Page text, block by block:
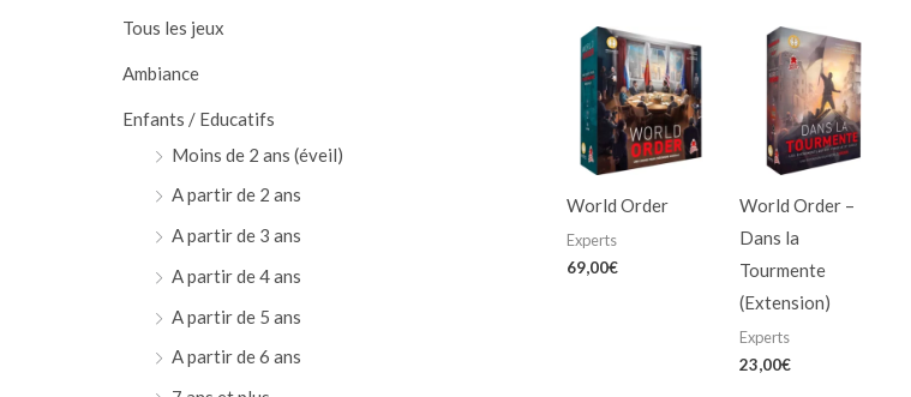
h
o
Tous les jeux
Ambiance
Enfants / Educatifs
Moins de 2 ans (éveil)
A partir de 2 ans
A partir de 3 ans
A partir de 4 ans
A partir de 5 ans
A partir de 6 ans
World Order
Experts
69,00€
World Order –
Dans la
Tourmente
(Extension)
Experts
23,00€